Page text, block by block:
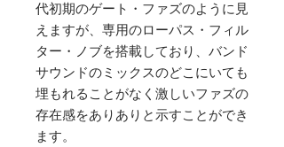
代初期のゲート・ファズのように見
えますが、専用のローパス・フィル
ター・ノブを搭載しており、バンド
サウンドのミックスのどこにいても
埋もれることがなく激しいファズの
存在感をありありと示すことができ
ます。